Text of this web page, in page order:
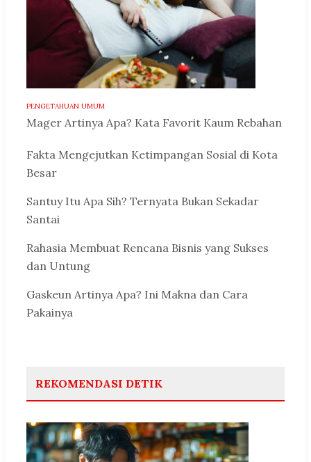
PENGETAHUAN UMUM
Mager Artinya Apa? Kata Favorit Kaum Rebahan
Fakta Mengejutkan Ketimpangan Sosial di Kota
Besar
Santuy Itu Apa Sih? Ternyata Bukan Sekadar
Santai
Rahasia Membuat Rencana Bisnis yang Sukses
dan Untung
Gaskeun Artinya Apa? Ini Makna dan Cara
Pakainya
REKOMENDASI DETIK